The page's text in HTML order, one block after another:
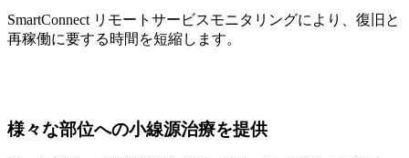
SmartConnect リモートサービスモニタリングにより、復旧と
再稼働に要する時間を短縮します。
様々な部位への小線源治療を提供